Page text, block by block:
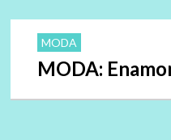
MODA
MODA: